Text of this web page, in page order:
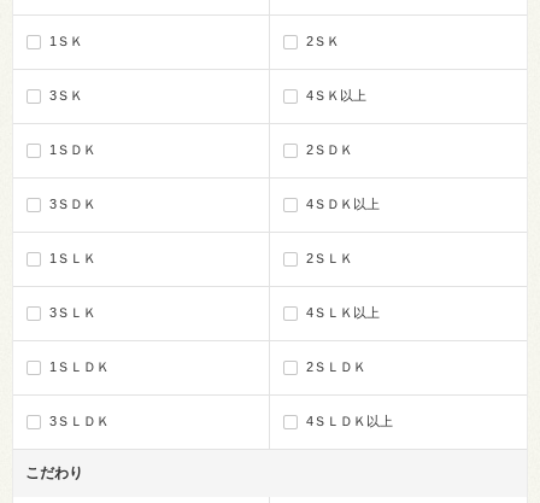
1ＳＫ 2ＳＫ
3ＳＫ 4ＳＫ以上
1ＳＤＫ 2ＳＤＫ
3ＳＤＫ 4ＳＤＫ以上
1ＳＬＫ 2ＳＬＫ
3ＳＬＫ 4ＳＬＫ以上
1ＳＬＤＫ 2ＳＬＤＫ
3ＳＬＤＫ 4ＳＬＤＫ以上
こだわり